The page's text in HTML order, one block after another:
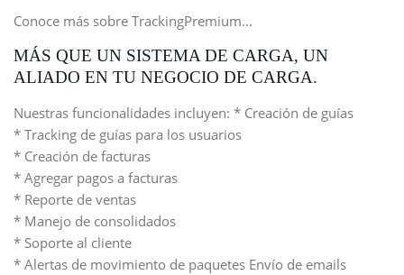
Conoce más sobre TrackingPremium…
MÁS QUE UN SISTEMA DE CARGA, UN
ALIADO EN TU NEGOCIO DE CARGA.
Nuestras funcionalidades incluyen: * Creación de guías
* Tracking de guías para los usuarios
* Creación de facturas
* Agregar pagos a facturas
* Reporte de ventas
* Manejo de consolidados
* Soporte al cliente
* Alertas de movimiento de paquetes Envío de emails